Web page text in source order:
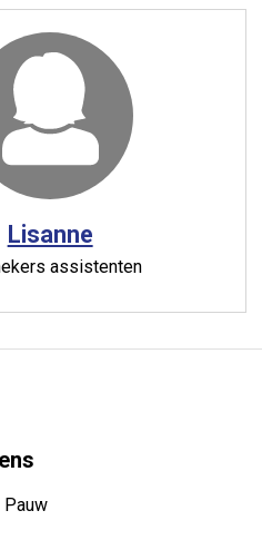
Lisanne
assistenten